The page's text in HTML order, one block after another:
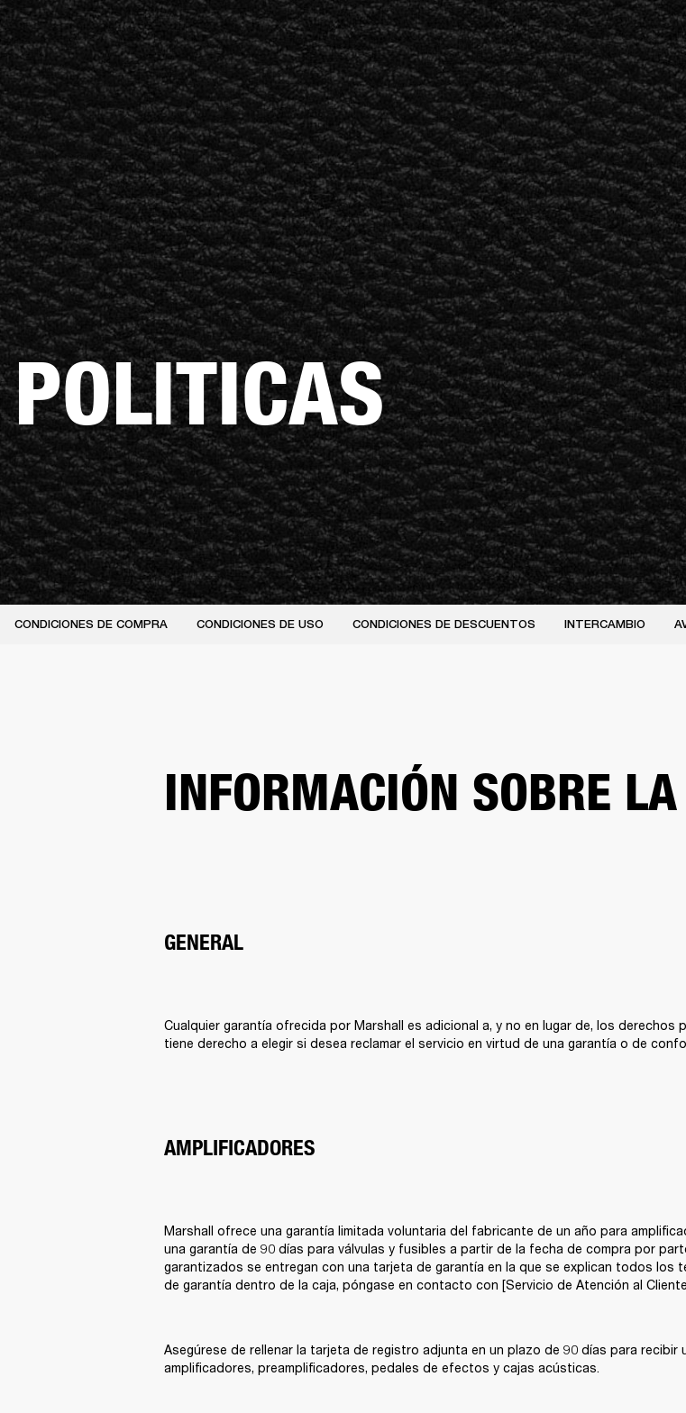
SOLUCIONES EMPRESARIALES
AMPLIFICADORES ALTAVOCES AURICULARESBATERÍASROPABACKSTAGE
Omitir
al
chat
POLITICAS
CONDICIONES DE COMPRA CONDICIONES DE USO CONDICIONES DE DESCUENTOS INTERCAMBIO
INFORMACIÓN SOBRE
GENERAL
Cualquier garantía ofrecida por Marshall es adicional a, y no en lugar de, los
tiene derecho a elegir si desea reclamar el servicio en virtud de una garantía o de
AMPLIFICADORES
Marshall ofrece una garantía limitada voluntaria del fabricante de un año para
una garantía de 90 días para válvulas y fusibles a partir de la fecha de compra por
garantizados se entregan con una tarjeta de garantía en la que se explican todos los
de garantía dentro de la caja, póngase en contacto con [Servicio de Atención al
Asegúrese de rellenar la tarjeta de registro adjunta en un plazo de 90 días para recibir
amplificadores, preamplificadores, pedales de efectos y cajas acústicas.